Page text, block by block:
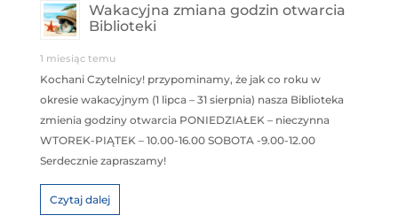
Wakacyjna zmiana godzin otwarcia
Biblioteki
1 miesiąc temu
Kochani Czytelnicy! przypominamy, że jak co roku w
okresie wakacyjnym (1 lipca – 31 sierpnia) nasza Biblioteka
zmienia godziny otwarcia PONIEDZIAŁEK – nieczynna
WTOREK-PIĄTEK – 10.00-16.00 SOBOTA -9.00-12.00
Serdecznie zapraszamy!
Czytaj dalej